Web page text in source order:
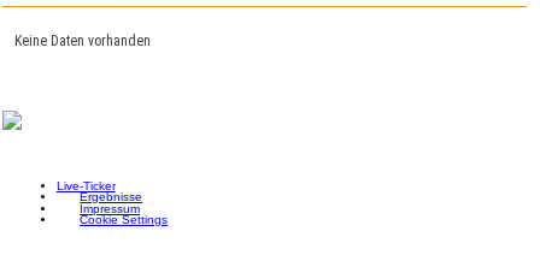
Keine Daten vorhanden
Live-Ticker
Ergebnisse
Impressum
Cookie Settings